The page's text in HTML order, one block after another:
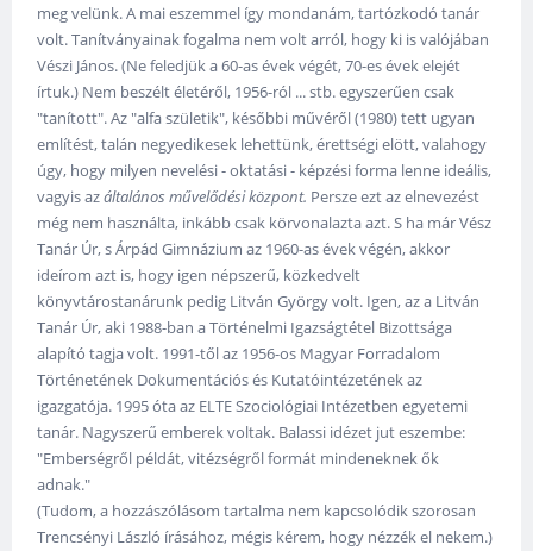
meg velünk. A mai eszemmel így mondanám, tartózkodó tanár
volt. Tanítványainak fogalma nem volt arról, hogy ki is valójában
Vészi János. (Ne feledjük a 60-as évek végét, 70-es évek elejét
írtuk.) Nem beszélt életéről, 1956-ról ... stb. egyszerűen csak
"tanított". Az "alfa születik", későbbi művéről (1980) tett ugyan
említést, talán negyedikesek lehettünk, érettségi elött, valahogy
úgy, hogy milyen nevelési - oktatási - képzési forma lenne ideális,
vagyis azáltalános művelődési központ. Persze ezt az elnevezést
még nem használta, inkább csak körvonalazta azt. S ha már Vész
Tanár Úr, s Árpád Gimnázium az 1960-as évek végén, akkor
ideírom azt is, hogy igen népszerű, közkedvelt
könyvtárostanárunk pedig Litván György volt. Igen, az a Litván
Tanár Úr, aki 1988-ban a Történelmi Igazságtétel Bizottsága
alapító tagja volt. 1991-től az 1956-os Magyar Forradalom
Történetének Dokumentációs és Kutatóintézetének az
igazgatója. 1995 óta az ELTE Szociológiai Intézetben egyetemi
tanár. Nagyszerű emberek voltak. Balassi idézet jut eszembe:
"Emberségről példát, vitézségről formát mindeneknek ők
adnak."
(Tudom, a hozzászólásom tartalma nem kapcsolódik szorosan
Trencsényi László írásához, mégis kérem, hogy nézzék el nekem.)